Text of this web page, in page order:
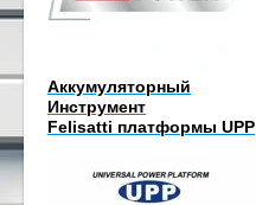
Аккумуляторный
Инструмент
Felisatti платформы UPP